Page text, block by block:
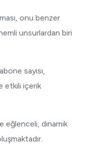
onu benzer
unsurlardan biri
sayısı,
etkili içerik
eğlenceli, dinamik